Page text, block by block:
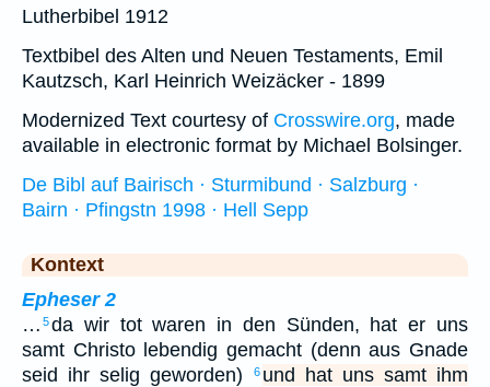
Lutherbibel 1912
Textbibel des Alten und Neuen Testaments, Emil
Kautzsch, Karl Heinrich Weizäcker - 1899
Modernized Text courtesy of Crosswire.org, made
available in electronic format by Michael Bolsinger.
De Bibl auf Bairisch · Sturmibund · Salzburg ·
Bairn · Pfingstn 1998 · Hell Sepp
Kontext
Epheser 2
… 5da wir tot waren in den Sünden, hat er uns
samt Christo lebendig gemacht (denn aus Gnade
seid ihr selig geworden)
6 und hat uns samt ihm